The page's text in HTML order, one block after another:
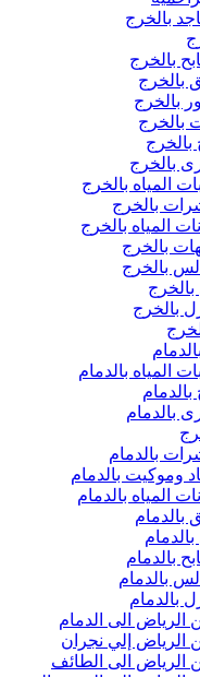
بالخرج
بالخرج
بالخرج
بالخرج
بالخرج
بالخرج
بالخرج
المياه بالخرج
بالخرج
بالخرج
بالخرج
بالدمام
بالدمام
بالدمام
وموكيت بالدمام
المياه بالدمام
بالدمام
بالدمام
بالدمام
الى الدمام
الرياض إلي نجران
الرياض الى الطائف